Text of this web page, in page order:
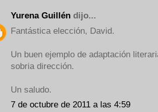
Yurena Guillén dijo...
Fantástica elección, David.
Un buen ejemplo de adaptación
sobria dirección.
Un saludo.
7 de octubre de 2011 a las 4:59